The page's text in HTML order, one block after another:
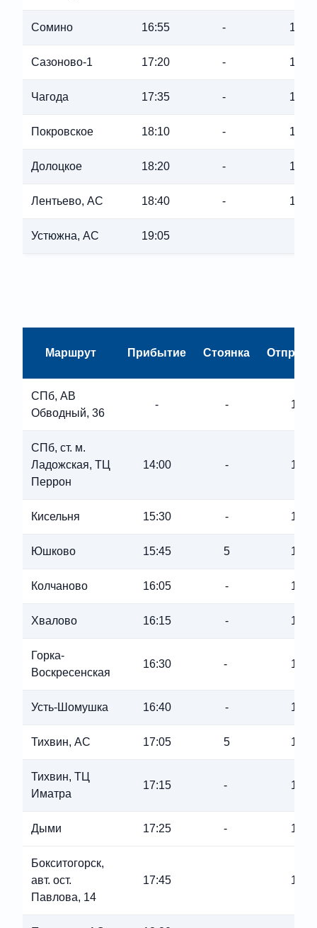
Сомино 16:55 - 16:55
Сазоново-1 17:20 - 17:20
Чагода 17:35 - 17:35
Покровское 18:10 - 18:10
Долоцкое 18:20 - 18:20
Лентьево, АС 18:40 - 18:40
Устюжна, АС 19:05
Маршрут Прибытие Стоянка
СПб, АВ
Обводный, 36
- -
СПб, ст. м.
Ладожская, ТЦ
Перрон
14:00 -
Кисельня 15:30 -
Юшково 15:45 5
Колчаново 16:05 -
Хвалово 16:15 -
Горка-
Воскресенская
16:30 -
Усть-Шомушка 16:40 -
Тихвин, АС 17:05 5
Тихвин, ТЦ
Иматра
17:15 -
Дыми 17:25 -
Бокситогорск,
авт. ост.
Павлова, 14
17:45